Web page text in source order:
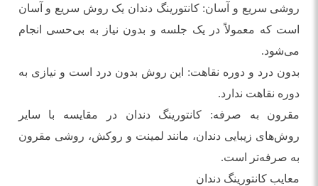
روشی سریع و آسان: کانتورینگ دندان یک روش سریع و آسان
است که معمولاً در یک جلسه و بدون نیاز به بی‌حسی انجام
می‌شود.
بدون درد و دوره نقاهت: این روش بدون درد است و نیازی به
دوره نقاهت ندارد.
مقرون به صرفه: کانتورینگ دندان در مقایسه با سایر
روش‌های زیبایی دندان، مانند لمینت و روکش، روشی مقرون
به صرفه‌تر است.
معایب کانتورینگ دندان